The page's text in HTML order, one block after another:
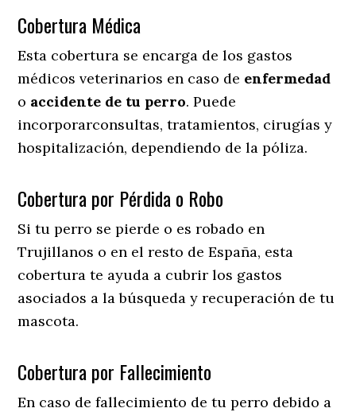
Cobertura Médica
Esta cobertura se encarga de los gastos
médicos veterinarios en caso de enfermedad
o accidente de tu perro. Puede
incorporarconsultas, tratamientos, cirugías y
hospitalización, dependiendo de la póliza.
Cobertura por Pérdida o Robo
Si tu perro se pierde o es robado en
Trujillanos o en el resto de España, esta
cobertura te ayuda a cubrir los gastos
asociados a la búsqueda y recuperación de tu
mascota.
Cobertura por Fallecimiento
En caso de fallecimiento de tu perro debido a